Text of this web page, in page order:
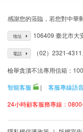
感謝您的蒞臨，若您對中華
地址 106409 臺北市大
電話 （02）2321-
檢舉貪瀆不法專用信箱：
智能客服
| 客服專線語
24小時顧客服務專線：